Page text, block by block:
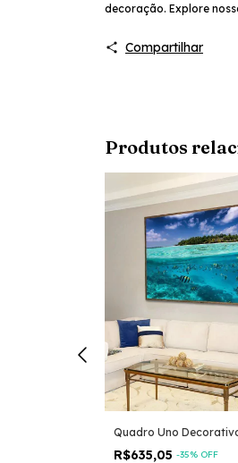
decoração. Explore
Compartilhar
Produtos
Quadro Uno
R$635,05 -35% OFF